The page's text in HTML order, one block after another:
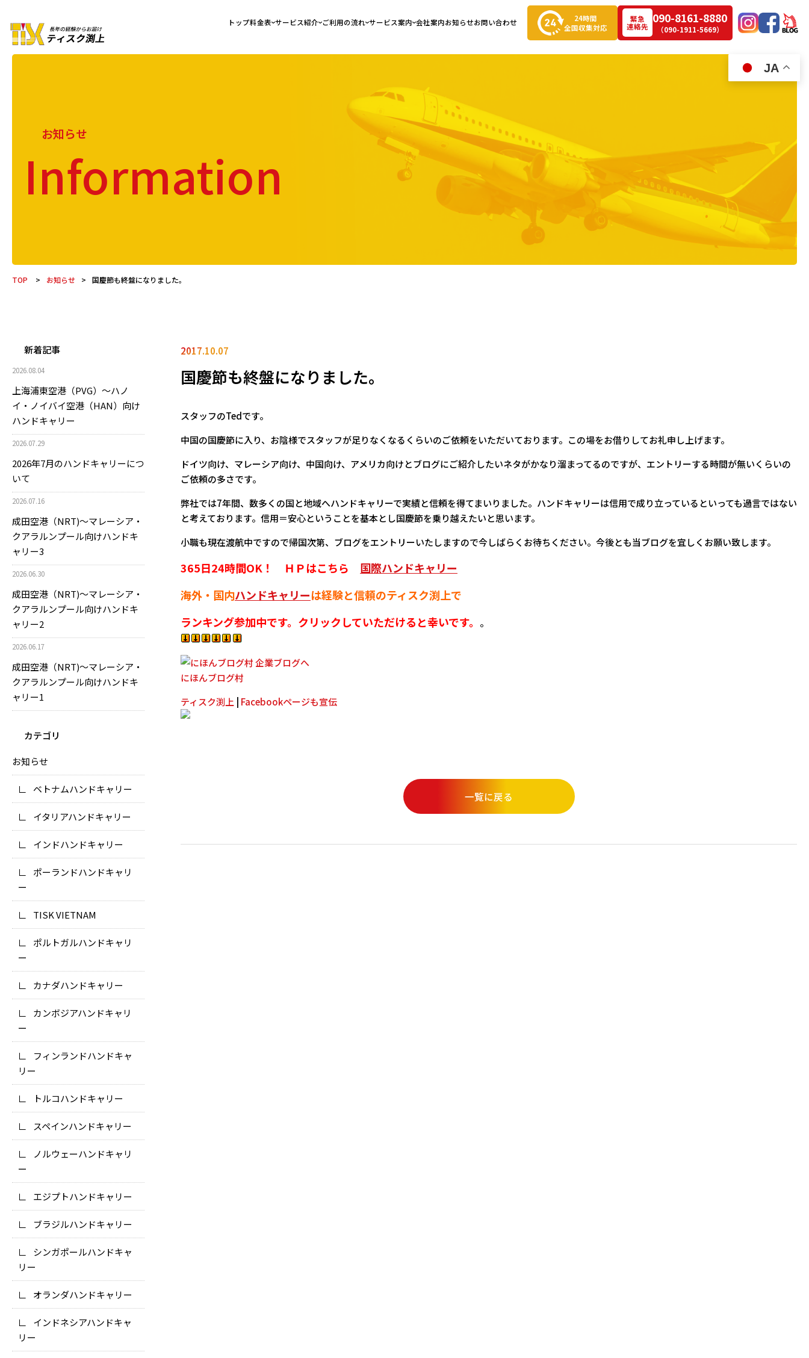
トップ料金表 サービス紹介 ご利用の流れ サービス案内 会社案内お知らせお問い合わせ
24時間
全国収集対応
緊急
連絡先
090-8161-8880
（090-1911-5669）
お知らせ
Information
TOP > お知らせ > 国慶節も終盤になりました。
新着記事
2026.08.04
上海浦東空港（PVG）～ハノ
イ・ノイバイ空港（HAN）向け
ハンドキャリー
2026.07.29
2026年7月のハンドキャリーにつ
いて
2026.07.16
成田空港（NRT)～マレーシア・
クアラルンプール向けハンドキ
ャリー3
2026.06.30
成田空港（NRT)～マレーシア・
クアラルンプール向けハンドキ
ャリー2
2026.06.17
成田空港（NRT)～マレーシア・
クアラルンプール向けハンドキ
ャリー1
カテゴリ
お知らせ
ベトナムハンドキャリー
イタリアハンドキャリー
インドハンドキャリー
ポーランドハンドキャリ
ー
TISK VIETNAM
ポルトガルハンドキャリ
ー
カナダハンドキャリー
カンボジアハンドキャリ
ー
フィンランドハンドキャ
リー
トルコハンドキャリー
スペインハンドキャリー
ノルウェーハンドキャリ
ー
エジプトハンドキャリー
ブラジルハンドキャリー
シンガポールハンドキャ
リー
オランダハンドキャリー
インドネシアハンドキャ
リー
2017.10.07
国慶節も終盤になりました。
スタッフのTedです。
中国の国慶節に入り、お陰様でスタッフが足りなくなるくらいのご依頼をいただいております。この場をお借りしてお礼申し上げます。
ドイツ向け、マレーシア向け、中国向け、アメリカ向けとブログにご紹介したいネタがかなり溜まってるのですが、エントリーする時間が無いくらいの
ご依頼の多さです。
弊社では7年間、数多くの国と地域へハンドキャリーで実績と信頼を得てまいりました。ハンドキャリーは信用で成り立っているといっても過言ではない
と考えております。信用＝安心ということを基本とし国慶節を乗り越えたいと思います。
小職も現在渡航中ですので帰国次第、ブログをエントリーいたしますので今しばらくお待ちください。今後とも当ブログを宜しくお願い致します。
365日24時間OK！ ＨＰはこちら 国際ハンドキャリー
海外・国内ハンドキャリーは経験と信頼のティスク渕上で
ランキング参加中です。クリックしていただけると幸いです。 。
にほんブログ村
ティスク渕上 | Facebookページも宣伝
一覧に戻る
JA